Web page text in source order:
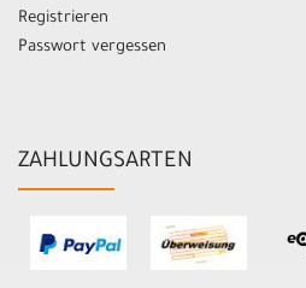
Registrieren
Passwort vergessen
ZAHLUNGSARTEN